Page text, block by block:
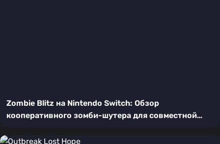
Zombie Blitz на Nintendo Switch: Обзор
кооперативного зомби-шутера для совместной